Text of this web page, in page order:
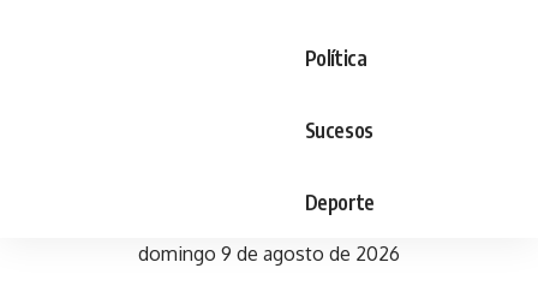
Política
Sucesos
Deporte
domingo 9 de agosto de 2026